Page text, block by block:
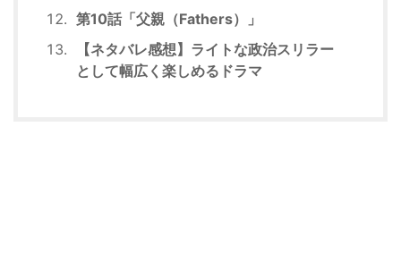
第10話「父親（Fathers）」
【ネタバレ感想】ライトな政治スリラー
として幅広く楽しめるドラマ